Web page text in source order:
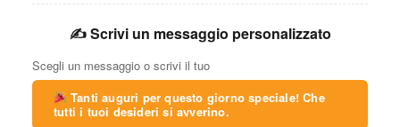
✍️ Scrivi un messaggio personalizzato
Scegli un messaggio o scrivi il tuo
Tanti auguri per questo giorno speciale! Che
tutti i tuoi desideri si avverino.